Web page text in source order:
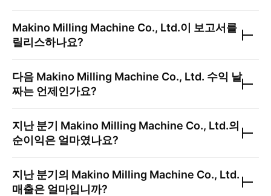
Makino Milling Machine Co., Ltd.이 보고서를
릴리스하나요?
다음 Makino Milling Machine Co., Ltd. 수익 날
짜는 언제인가요?
지난 분기 Makino Milling Machine Co., Ltd.의
순이익은 얼마였나요?
지난 분기의 Makino Milling Machine Co., Ltd.
매출은 얼마입니까?